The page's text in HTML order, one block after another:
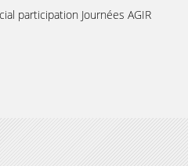
participation Journées AGIR